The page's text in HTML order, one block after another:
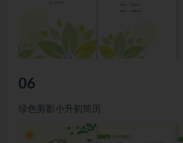
06
绿色剪影小升初简历